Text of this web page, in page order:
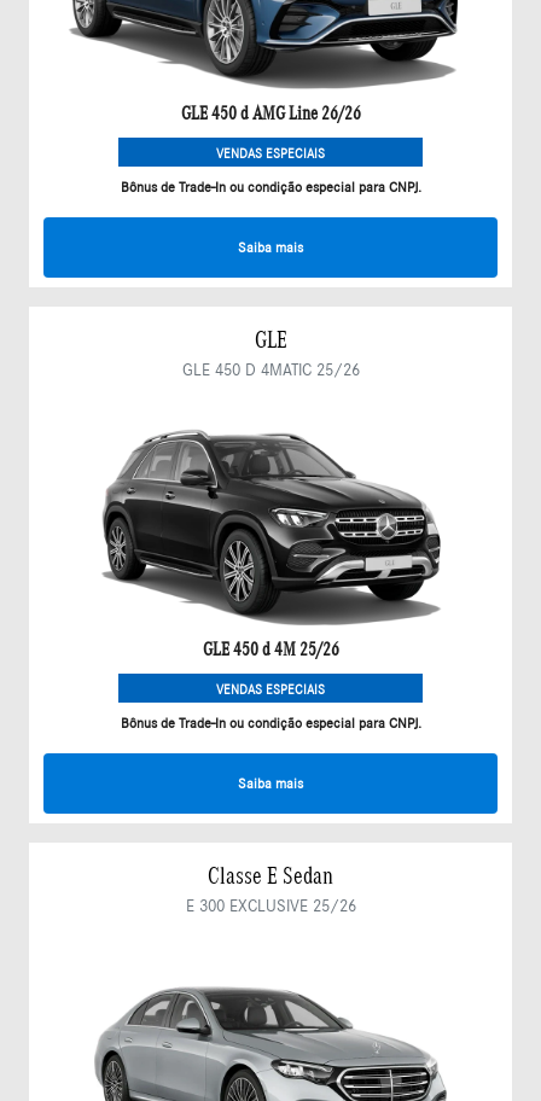
GLE 450 d AMG Line 26/26
VENDAS ESPECIAIS
Bônus de Trade-In ou condição especial para CNPJ.
Saiba mais
GLE
GLE 450 D 4MATIC 25/26
GLE 450 d 4M 25/26
VENDAS ESPECIAIS
Bônus de Trade-In ou condição especial para CNPJ.
Saiba mais
Classe E Sedan
E 300 EXCLUSIVE 25/26